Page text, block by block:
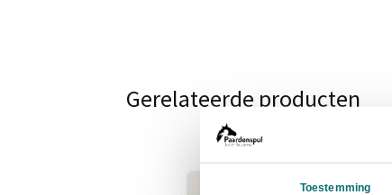
Toestemming
Gerelateerde producten